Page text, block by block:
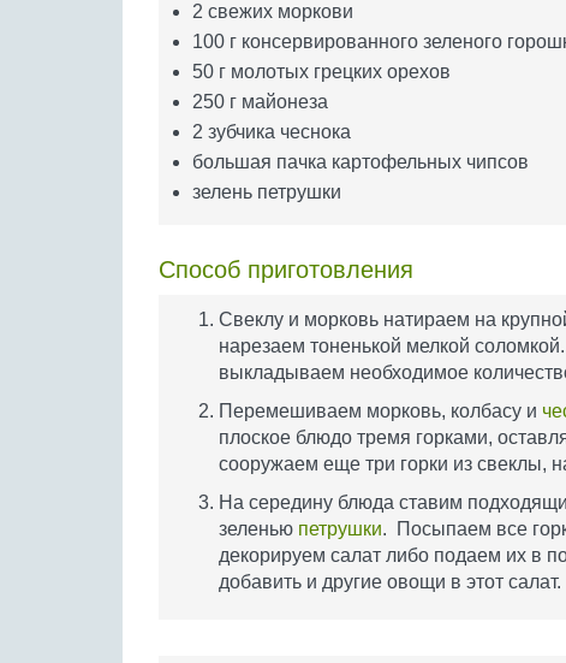
2 свежих моркови
100 г консервированного зеленого
50 г молотых грецких орехов
250 г майонеза
2 зубчика чеснока
большая пачка картофельных чипсов
зелень петрушки
Способ приготовления
Свеклу и морковь натираем на
нарезаем тоненькой мелкой
выкладываем необходимое
Перемешиваем морковь, колбасу и
плоское блюдо тремя горками,
сооружаем еще три горки из свеклы,
На середину блюда ставим
зеленью петрушки. Посыпаем все
декорируем салат либо подаем их в
добавить и другие овощи в этот салат.